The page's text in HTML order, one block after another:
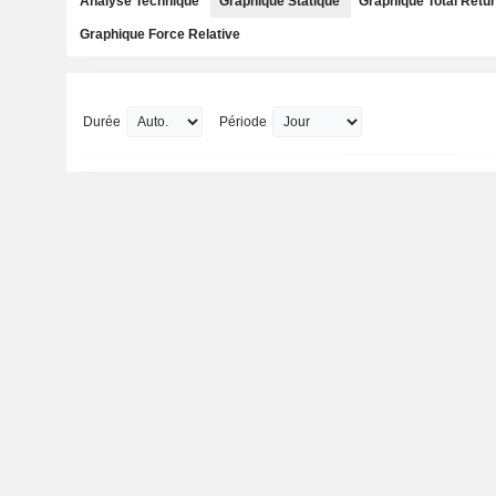
Graphique Force Relative
Durée Période